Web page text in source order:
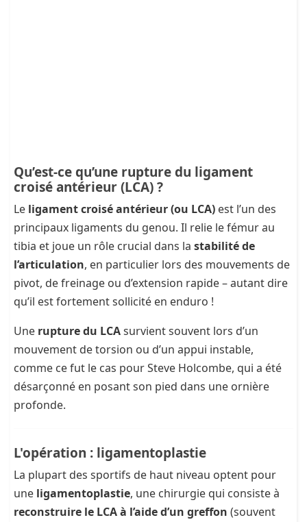
Qu’est-ce qu’une rupture du ligament
croisé antérieur (LCA) ?
Le ligament croisé antérieur (ou LCA) est l’un des
principaux ligaments du genou. Il relie le fémur au
tibia et joue un rôle crucial dans la stabilité de
l’articulation, en particulier lors des mouvements de
pivot, de freinage ou d’extension rapide – autant dire
qu’il est fortement sollicité en enduro !
Une rupture du LCAsurvient souvent lors d’un
mouvement de torsion ou d’un appui instable,
comme ce fut le cas pour Steve Holcombe, qui a été
désarçonné en posant son pied dans une ornière
profonde.
L'opération : ligamentoplastie
La plupart des sportifs de haut niveau optent pour
une ligamentoplastie, une chirurgie qui consiste à
reconstruire le LCA à l’aide d’un greffon (souvent